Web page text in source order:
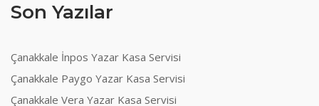
Son Yazılar
Çanakkale İnpos Yazar Kasa Servisi
Çanakkale Paygo Yazar Kasa Servisi
Çanakkale Vera Yazar Kasa Servisi